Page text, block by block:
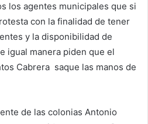
los agentes municipales que si
con la finalidad de tener
y la disponibilidad de
igual manera piden que el
Cabrera saque las manos de
de las colonias Antonio